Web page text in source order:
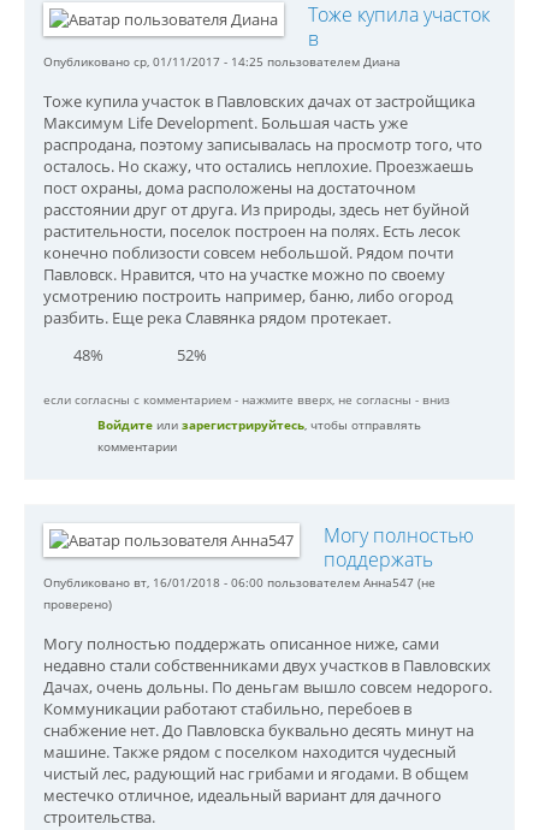
Тоже купила участок
в
Опубликовано ср, 01/11/2017 - 14:25 пользователем Диана
Тоже купила участок в Павловских дачах от застройщика
Максимум Life Development. Большая часть уже
распродана, поэтому записывалась на просмотр того, что
осталось. Но скажу, что остались неплохие. Проезжаешь
пост охраны, дома расположены на достаточном
расстоянии друг от друга. Из природы, здесь нет буйной
растительности, поселок построен на полях. Есть лесок
конечно поблизости совсем небольшой. Рядом почти
Павловск. Нравится, что на участке можно по своему
усмотрению построить например, баню, либо огород
разбить. Еще река Славянка рядом протекает.
48%
52%
если согласны с комментарием - нажмите вверх, не согласны - вниз
Войдите или зарегистрируйтесь, чтобы отправлять
комментарии
Могу полностью
поддержать
Опубликовано вт, 16/01/2018 - 06:00 пользователем Анна547 (не
проверено)
Могу полностью поддержать описанное ниже, сами
недавно стали собственниками двух участков в Павловских
Дачах, очень дольны. По деньгам вышло совсем недорого.
Коммуникации работают стабильно, перебоев в
снабжение нет. До Павловска буквально десять минут на
машине. Также рядом с поселком находится чудесный
чистый лес, радующий нас грибами и ягодами. В общем
местечко отличное, идеальный вариант для дачного
строительства.